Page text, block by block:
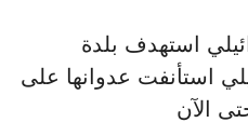
استهدف بلدة
استأنفت عدوانها على
الآن